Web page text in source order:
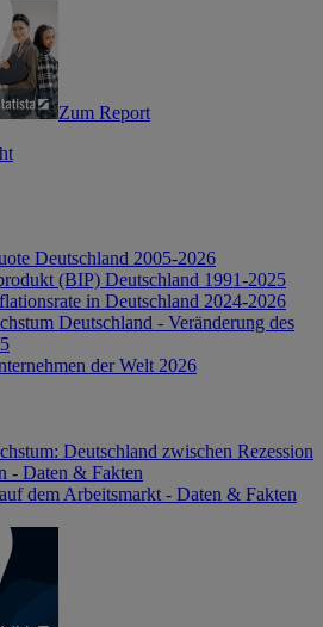
Zum Report
Deutschland 2005-2026
(BIP) Deutschland 1991-2025
in Deutschland 2024-2026
Deutschland - Veränderung des
der Welt 2026
Deutschland zwischen Rezession
- Daten & Fakten
dem Arbeitsmarkt - Daten & Fakten